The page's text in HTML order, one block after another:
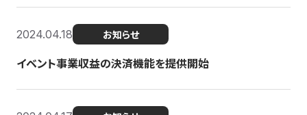
2024.04.18 お知らせ
イベント事業収益の決済機能を提供開始